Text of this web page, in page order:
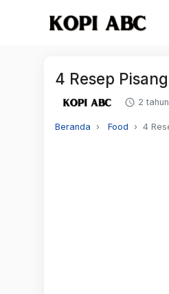
4 Resep
2
Beranda Food 4